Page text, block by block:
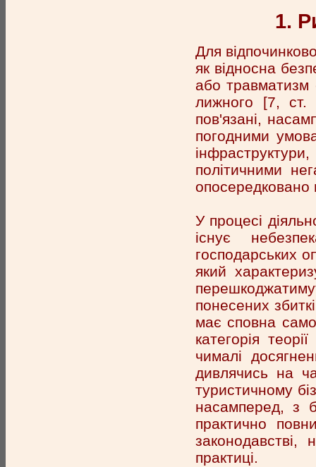
1.
Для
як відносна
або травматизм
лижного [7, ст.
пов'язані,
погодними
політичними
опосередковано
У процесі
існує
господарських
який
понесених
має сповна
категорія
чималі
дивлячись на
туристичному
насамперед, з
практично
законодавстві,
практиці.